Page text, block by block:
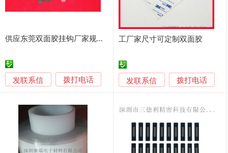
供应东莞双面胶挂钩厂家规格可定制
发联系信 拨打电话
工厂家尺寸可定制双面胶
发联系信 拨打电话